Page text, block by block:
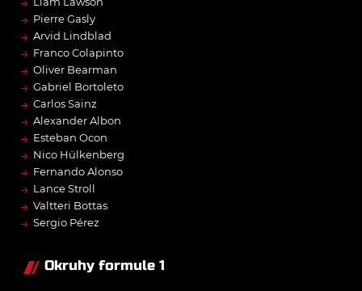
→ Pierre Gasly
→ Arvid Lindblad
→ Franco Colapinto
→ Oliver Bearman
→ Gabriel Bortoleto
→ Carlos Sainz
→ Alexander Albon
→ Esteban Ocon
→ Nico Hülkenberg
→ Fernando Alonso
→ Lance Stroll
→ Valtteri Bottas
→ Sergio Pérez
Okruhy formule 1